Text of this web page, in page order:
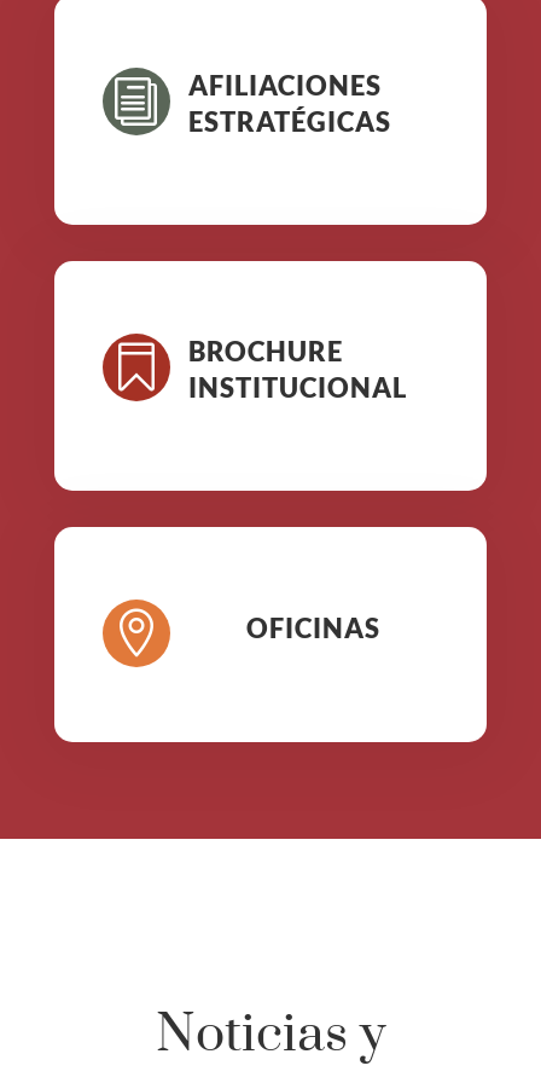
i
AFILIACIONES
ESTRATÉGICAS

BROCHURE
INSTITUCIONAL
 OFICINAS
Noticias y